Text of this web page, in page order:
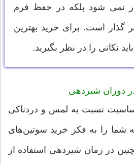
نمی شود بلکه در حفظ فرم
گذار است. برای خرید بهترین
نکاتی را در نظر بگیرید.
دوران شیردهی
نسبت به لمس و دردناکی
شما را به فکر خرید سوتین‌‌های
در زمان شیردهی استفاده از